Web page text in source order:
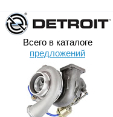
Всего в каталоге
предложений